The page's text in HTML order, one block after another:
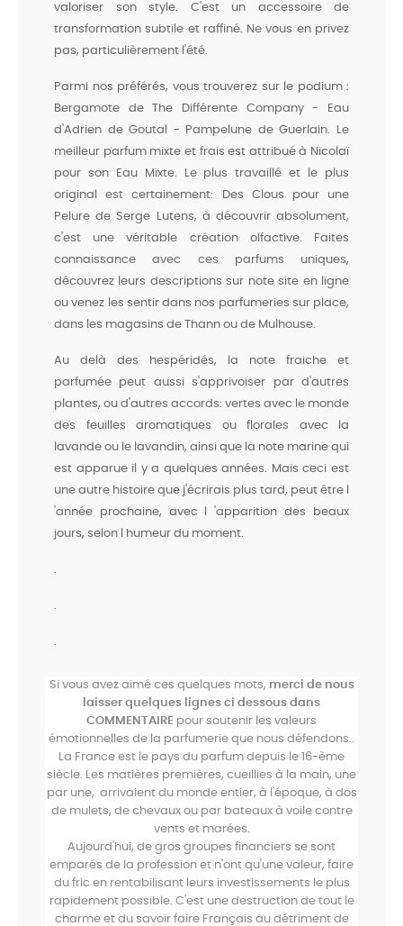
valoriser son style. C'est un accessoire de
transformation subtile et raffiné. Ne vous en privez
pas, particulièrement l'été.
Parmi nos préférés, vous trouverez sur le podium :
Bergamote de The Différente Company - Eau
d'Adrien de Goutal - Pampelune de Guerlain. Le
meilleur parfum mixte et frais est attribué à Nicolaï
pour son Eau Mixte. Le plus travaillé et le plus
original est certainement: Des Clous pour une
Pelure de Serge Lutens, à découvrir absolument,
c'est une véritable création olfactive. Faites
connaissance avec ces parfums uniques,
découvrez leurs descriptions sur note site en ligne
ou venez les sentir dans nos parfumeries sur place,
dans les magasins de Thann ou de Mulhouse.
Au delà des hespéridés, la note fraiche et
parfumée peut aussi s'apprivoiser par d'autres
plantes, ou d'autres accords: vertes avec le monde
des feuilles aromatiques ou florales avec la
lavande ou le lavandin, ainsi que la note marine qui
est apparue il y a quelques années. Mais ceci est
une autre histoire que j'écrirais plus tard, peut être l
'année prochaine, avec l 'apparition des beaux
jours, selon l humeur du moment.
Si vous avez aimé ces quelques mots, merci de nous
laisser quelques lignes ci dessous dans
COMMENTAIRE pour soutenir les valeurs
émotionnelles de la parfumerie que nous défendons..
La France est le pays du parfum depuis le 16-ème
siècle. Les matières premières, cueillies à la main, une
par une, arrivaient du monde entier, à l'époque, à dos
de mulets, de chevaux ou par bateaux à voile contre
vents et marées.
Aujourd'hui, de gros groupes financiers se sont
emparés de la profession et n'ont qu'une valeur, faire
du fric en rentabilisant leurs investissements le plus
rapidement possible. C'est une destruction de tout le
charme et du savoir faire Français au détriment de